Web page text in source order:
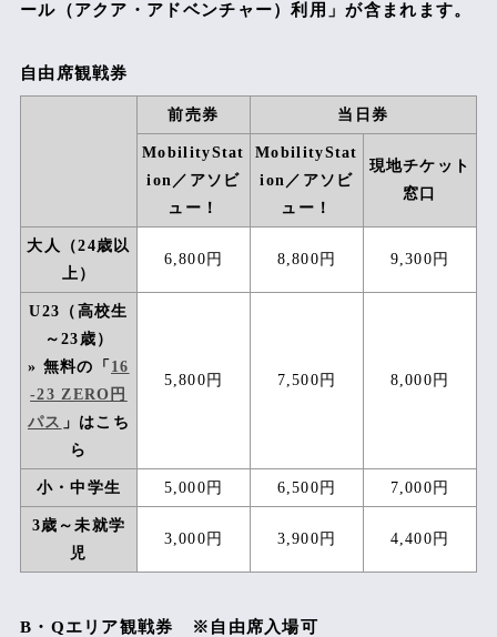
ホスピタリティラウンジ・プレミアム
ホスピタリティラウンジ
ホスピタリティテラス
ホスピタリティクラブ
ホスピタリティクラブ・プライベート
GRAN VIEWシート
パノラマルーム
パノラマテラス
S-BOX
R-BOX
【イベントパス】
ール（アクア・アドベンチャー）利用」が含まれます。
自由席観戦券
前売券 当日券
MobilityStat
ion／アソビ
ュー！
MobilityStat
ion／アソビ
ュー！
現地チケット
窓口
大人（24歳以
上）
6,800円 8,800円 9,300円
U23（高校生
～23歳）
» 無料の「 16
-23 ZERO円
パス 」はこち
ら
5,800円 7,500円 8,000円
小・中学生 5,000円 6,500円 7,000円
3歳～未就学
児
3,000円 3,900円 4,400円
B・Qエリア観戦券 ※自由席入場可